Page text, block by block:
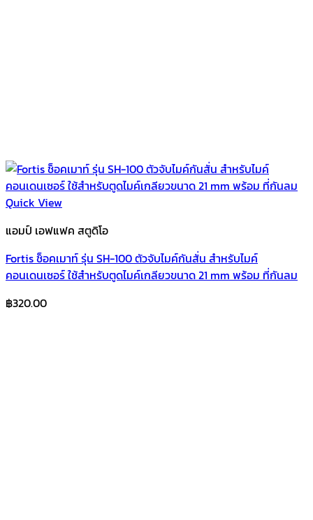
Quick View
แอมป์ เอฟแฟค สตูดิโอ
Fortis ช็อคเมาท์ รุ่น SH-100 ตัวจับไมค์กันสั่น สำหรับไมค์
คอนเดนเซอร์ ใช้สำหรับตูดไมค์เกลียวขนาด 21 mm พร้อม ที่กันลม
฿320.00